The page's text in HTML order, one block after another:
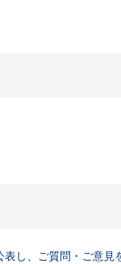
し、ご質問・ご意見